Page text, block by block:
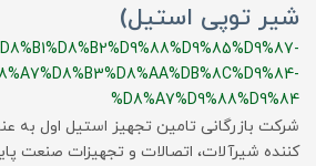
شیر توپی استیل)
%D8%A7%D9%88%D9%84
شرکت بازرگانی تامین تجهیز استیل اول به
کننده شیرآلات، اتصالات و تجهیزات صنعت